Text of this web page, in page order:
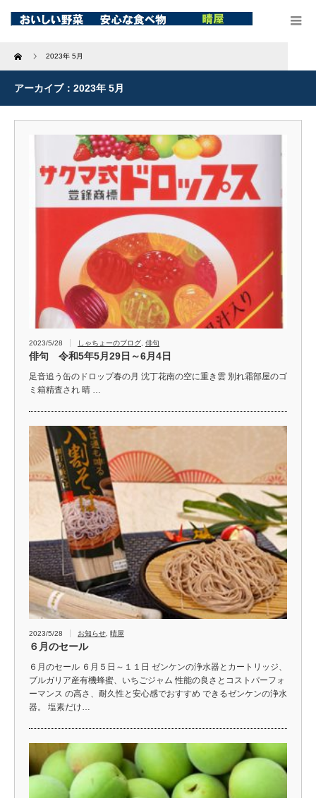
Home 2023年 5月
アーカイブ：2023年 5月
2023/5/28 しゃちょーのブログ 俳句
俳句 令和5年5月29日～6月4日
足音追う缶のドロップ春の月 沈丁花南の空に重き雲 別れ霜部屋のゴ
ミ箱精査され 晴 …
2023/5/28 お知らせ 晴屋
６月のセール
６月のセール ６月５日～１１日 ゼンケンの浄水器とカートリッジ、
ブルガリア産有機蜂蜜、いちごジャム 性能の良さとコストパーフォ
ーマンス の高さ、耐久性と安心感でおすすめ できるゼンケンの浄水
器。 塩素だけ…